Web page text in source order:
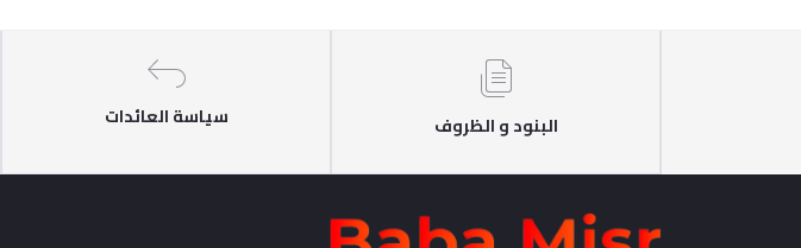
البنود و الظروف سياسة العائدات